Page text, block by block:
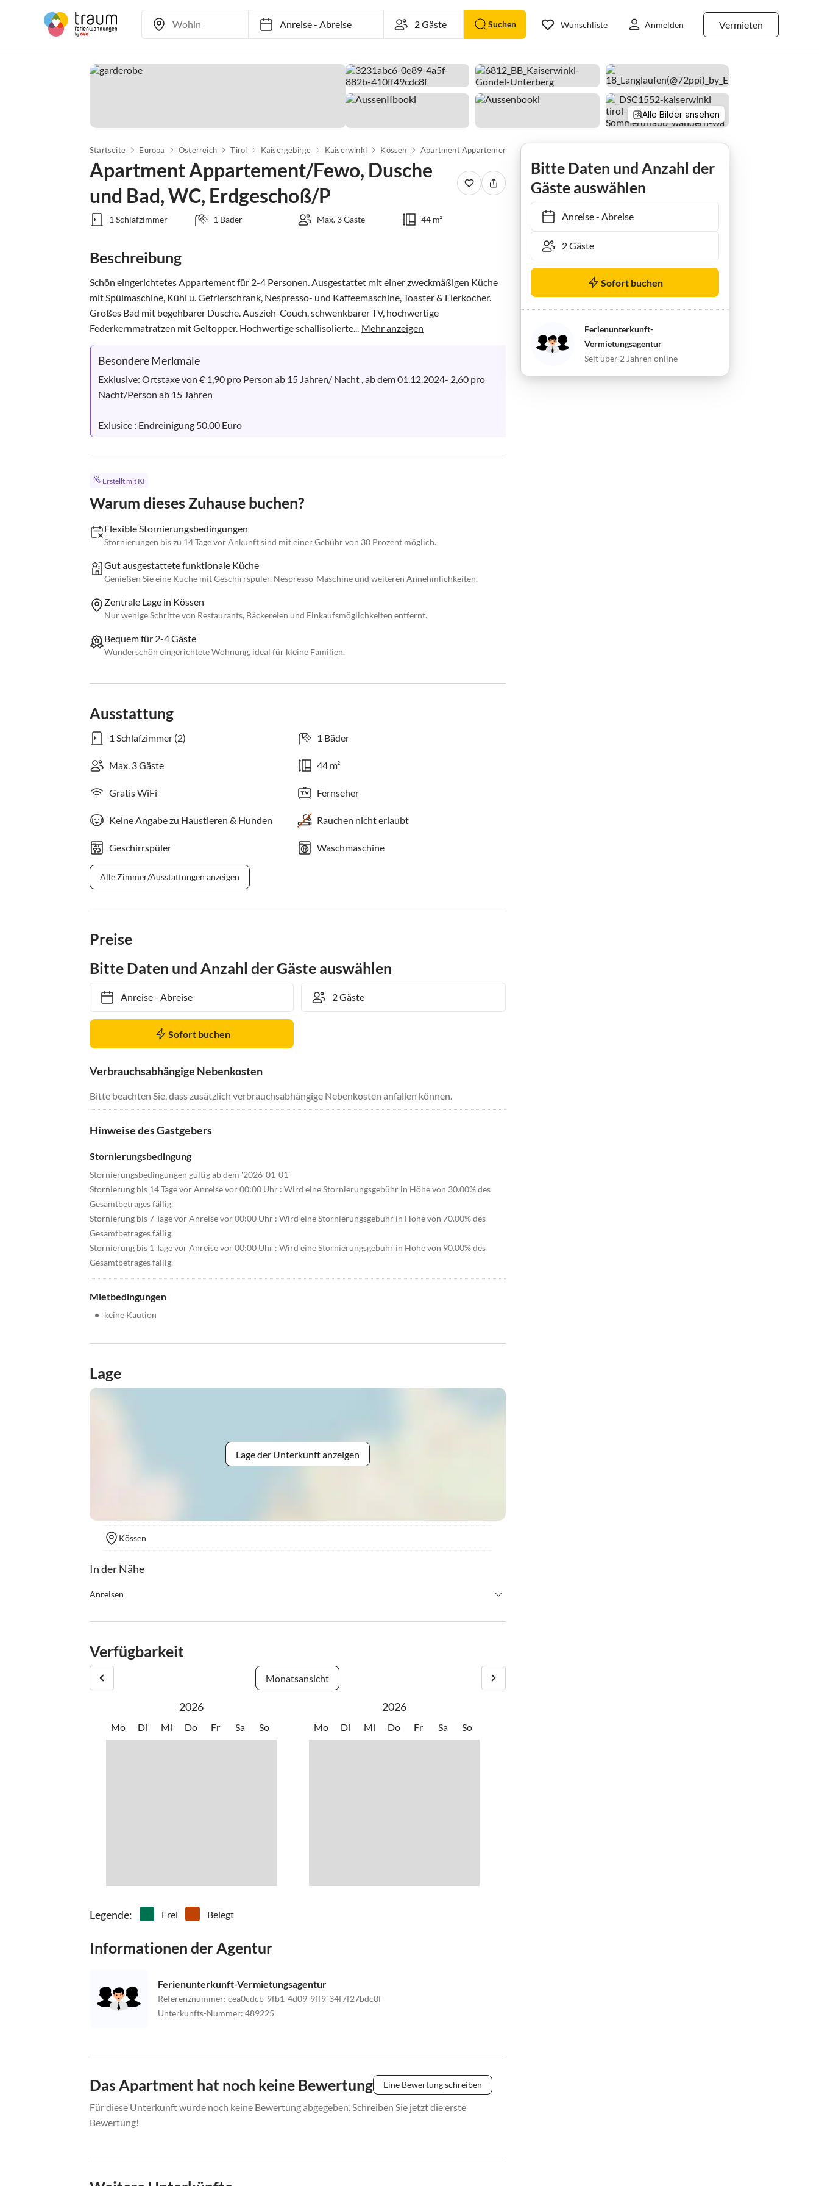
Anreise-Abreise Suchen Vermieten
Wunschliste Anmelden
Alle Bilder ansehen
Startseite Europa Österreich Tirol Kaisergebirge Kaiserwinkl Kössen
Apartment Appartement/Fewo, Dusche
und Bad, WC, Erdgeschoß/P
1 Schlafzimmer 1 Bäder Max. 3 Gäste 44 m²
Beschreibung
Schön eingerichtetes Appartement für 2-4 Personen. Ausgestattet mit einer zweckmäßigen Küche
mit Spülmaschine, Kühl u. Gefrierschrank, Nespresso- und Kaffeemaschine, Toaster & Eierkocher.
Großes Bad mit begehbarer Dusche. Auszieh-Couch, schwenkbarer TV, hochwertige
Federkernmatratzen mit Geltopper. Hochwertige schallisolierte... Mehr anzeigen
Besondere Merkmale
Exklusive: Ortstaxe von € 1,90 pro Person ab 15 Jahren/ Nacht , ab dem 01.12.2024- 2,60 pro
Nacht/Person ab 15 Jahren
Exlusice : Endreinigung 50,00 Euro
Erstellt mit KI
Warum dieses Zuhause buchen?
Flexible Stornierungsbedingungen
Stornierungen bis zu 14 Tage vor Ankunft sind mit einer Gebühr von 30 Prozent möglich.
Gut ausgestattete funktionale Küche
Genießen Sie eine Küche mit Geschirrspüler, Nespresso-Maschine und weiteren Annehmlichkeiten.
Zentrale Lage in Kössen
Nur wenige Schritte von Restaurants, Bäckereien und Einkaufsmöglichkeiten entfernt.
Bequem für 2-4 Gäste
Wunderschön eingerichtete Wohnung, ideal für kleine Familien.
Ausstattung
1 Schlafzimmer (2) 1 Bäder
Max. 3 Gäste 44 m²
Gratis WiFi Fernseher
Keine Angabe zu Haustieren & Hunden Rauchen nicht erlaubt
Geschirrspüler Waschmaschine
Alle Zimmer/Ausstattungen anzeigen
Preise
Bitte Daten und Anzahl der Gäste auswählen
Anreise- Abreise
Sofort buchen
Verbrauchsabhängige Nebenkosten
Bitte beachten Sie, dass zusätzlich verbrauchsabhängige Nebenkosten anfallen können.
Hinweise des Gastgebers
Stornierungsbedingung
Stornierungsbedingungen gültig ab dem '2026-01-01'
Stornierung bis 14 Tage vor Anreise vor 00:00 Uhr : Wird eine Stornierungsgebühr in Höhe von 30.00% des
Gesamtbetrages fällig.
Stornierung bis 7 Tage vor Anreise vor 00:00 Uhr : Wird eine Stornierungsgebühr in Höhe von 70.00% des
Gesamtbetrages fällig.
Stornierung bis 1 Tage vor Anreise vor 00:00 Uhr : Wird eine Stornierungsgebühr in Höhe von 90.00% des
Gesamtbetrages fällig.
Mietbedingungen
• keine Kaution
Lage
Lage der Unterkunft anzeigen
Kössen
In der Nähe
Anreisen
Am Abreisetag bitten wir Sie, die Zimmer bis 10:00 Uhr zu räumen.
wenige Minuten zur Autobahn Oberaudorf A12 entfernt. Unser Appartement befindet sich direkt im Ortskern
von Kössen.
Verfügbarkeit
Monatsansicht
2026
Mo Di Mi Do Fr Sa So
2026
Mo Di Mi Do Fr Sa So
Legende: Frei Belegt
Informationen der Agentur
Ferienunterkunft-Vermietungsagentur
Referenznummer: cea0cdcb-9fb1-4d09-9ff9-34f7f27bdc0f
Unterkunfts-Nummer: 489225
Das Apartment hat noch keine Bewertung Eine Bewertung schreiben
Für diese Unterkunft wurde noch keine Bewertung abgegeben. Schreiben Sie jetzt die erste
Bewertung!
Bitte Daten und Anzahl der
Gäste auswählen
Anreise- Abreise
Sofort buchen
Ferienunterkunft-
Vermietungsagentur
Seit über 2 Jahren online